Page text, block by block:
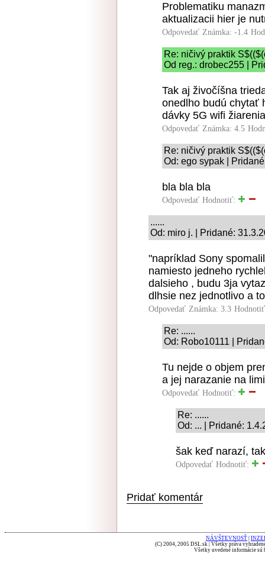
Problematiku
aktualizacii hier je
Odpovedať Známka: -1.4
Re: ničivý praktik
Od reg.: drobec255 |
Tak aj živočíšna
onedlho budú chytať
dávky 5G wifi
Odpovedať Známka: 4.5
Re: ničivý praktik
Od: ego sypak |
bla bla bla
Odpovedať Hodnotiť:
......
Od: miro j. | Pridané:
"napríklad Sony
namiesto jedneho
dalsieho , budu 3ja
dlhsie nez jednotlivo a
Odpovedať Známka: 3.3
Re: ......
Od: Robo10111 |
Tu nejde o objem
a jej narazanie na
Odpovedať Hodnotiť:
Re: ......
Od: ... | Pridané:
šak keď narazí,
Odpovedať Hodnotiť:
Pridať komentár
NÁVŠTEVNOSŤ
(C) 2004, 2005 DSL.sk | Všetky práva
Všetky uvedené informácie sú